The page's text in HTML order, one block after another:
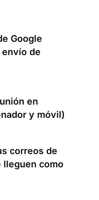
Google
envío de
en
y móvil)
correos de
lleguen como